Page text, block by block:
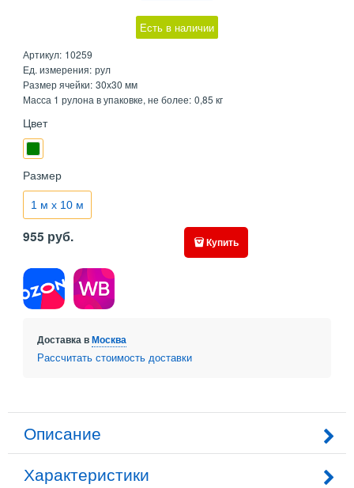
Есть в наличии
Артикул: 10259
Ед. измерения: рул
Размер ячейки: 30х30 мм
Масса 1 рулона в упаковке, не более: 0,85 кг
Цвет
Размер
1 м х 10 м
955 руб. Купить
Доставка вМосква
Рассчитать стоимость доставки
Описание
Характеристики